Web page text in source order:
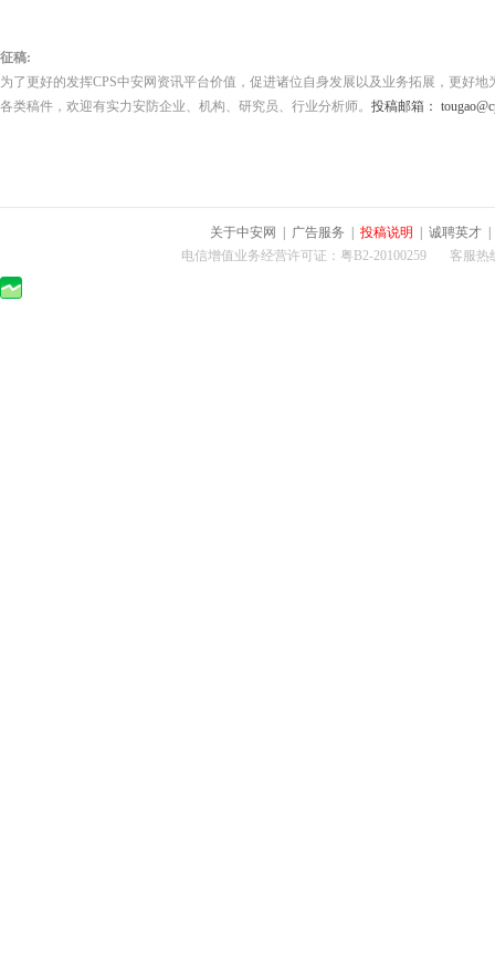
征稿:
为了更好的发挥CPS中安网资讯平台价值，促进诸位自身发展以及业务拓展，更好
各类稿件，欢迎有实力安防企业、机构、研究员、行业分析师。 投稿邮箱：
关于中安网 广告服务 投稿说明 诚聘英才
电信增值业务经营许可证：粤B2-20100259 客服